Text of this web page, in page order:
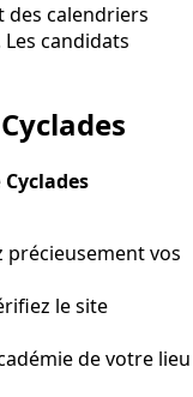
des calendriers
candidats
Cyclades
précieusement vos
le site
de votre